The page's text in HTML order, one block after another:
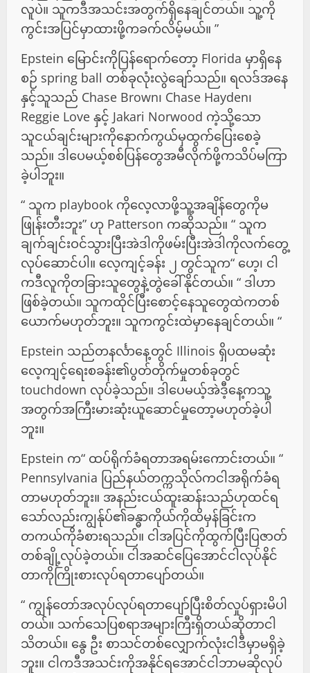
လူပဲ။ သူကဒီအသင်းအတွက်ရှိနေချင်တယ်။ သူ့ကို
ကွင်းအပြင်မှာထားဖို့ကခက်လိမ့်မယ်။ ”
Epstein မြောင်းကိုပြန်ရောက်တော့ Florida မှာရှိနေ
စဉ် spring ball တစ်ခုလုံးလွဲချော်သည်။ ရလဒ်အနေ
နှင့်သူသည် Chase Brown၊ Chase Hayden၊
Reggie Love နှင့် Jakari Norwood ကဲ့သို့သော
သူငယ်ချင်းများကိုနောက်ကွယ်မှထွက်ပြေးစေခဲ့
သည်။ ဒါပေမယ့်စစ်ပြန်တွေအမီလိုက်ဖို့ကသိပ်မကြာ
ခဲ့ပါဘူး။
“ သူက playbook ကိုလေ့လာဖို့သူ့အချိန်တွေကိုမ
ဖြုန်းတီးဘူး” ဟု Patterson ကဆိုသည်။ “ သူက
ချက်ချင်းဝင်သွားပြီးအဲဒါကိုဖမ်းပြီးအဲဒါကိုလက်တွေ့
လုပ်ဆောင်ပါ။ လေ့ကျင့်ခန်း ၂ တွင်သူက“ ဟေ့၊ ငါ
ကဒီလူကိုတခြားသူတွေနဲ့တွဲခေါ်နိုင်တယ်။ “ ဒါဟာ
ဖြစ်ခဲ့တယ်။ သူကထိုင်ပြီးစောင့်နေသူတွေထဲကတစ်
ယောက်မဟုတ်ဘူး။ သူကကွင်းထဲမှာနေချင်တယ်။ “
Epstein သည်တနင်္လာနေ့တွင် Illinois ရှိပထမဆုံး
လေ့ကျင့်ရေးစခန်း၏ပွတ်တိုက်မှုတစ်ခုတွင်
touchdown လုပ်ခဲ့သည်။ ဒါပေမယ့်အဲဒီ့နေ့ကသူ့
အတွက်အကြီးမားဆုံးယူဆောင်မှုတော့မဟုတ်ခဲ့ပါ
ဘူး။
Epstein က“ ထပ်ရိုက်ခံရတာအရမ်းကောင်းတယ်။ “
Pennsylvania ပြည်နယ်တက္ကသိုလ်ကငါအရိုက်ခံရ
တာမဟုတ်ဘူး။ အနည်းငယ်ထူးဆန်းသည်ဟုထင်ရ
သော်လည်းကျွန်ုပ်၏ခန္ဓာကိုယ်ကိုထိမှန်ခြင်းက
တကယ်ကိုခံစားရသည်။ ငါအပြင်ကိုထွက်ပြီးပြဇာတ်
တစ်ချို့လုပ်ခဲ့တယ်။ ငါအဆင်ပြေအောင်ငါလုပ်နိုင်
တာကိုကြိုးစားလုပ်ရတာပျော်တယ်။
“ ကျွန်တော်အလုပ်လုပ်ရတာပျော်ပြီးစိတ်လှုပ်ရှားမိပါ
တယ်။ သက်သေပြစရာအများကြီးရှိတယ်ဆိုတာငါ
သိတယ်။ နွေ ဦး စာသင်တစ်လျှောက်လုံးငါဒီမှာမရှိခဲ့
ဘူး။ ငါကဒီအသင်းကိုအနိုင်ရအောင်ငါဘာမဆိုလုပ်